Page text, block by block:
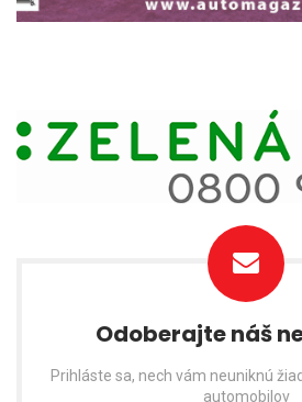
Odoberajte náš
Prihláste sa, nech vám neuniknú
automobilov